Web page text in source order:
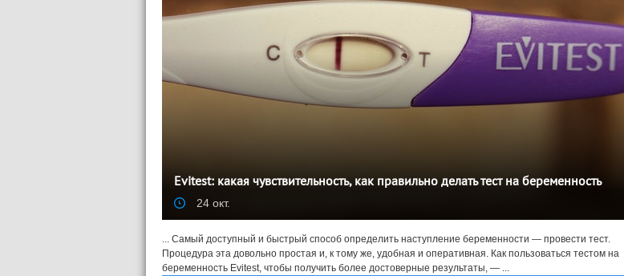
Evitest: какая чувствительность, как правильно делать тест на беременность
24 окт.
... Самый доступный и быстрый способ определить наступление беременности — провести тест.
Процедура эта довольно простая и, к тому же, удобная и оперативная. Как пользоваться тестом на
беременность Evitest, чтобы получить более достоверные результаты, — ...